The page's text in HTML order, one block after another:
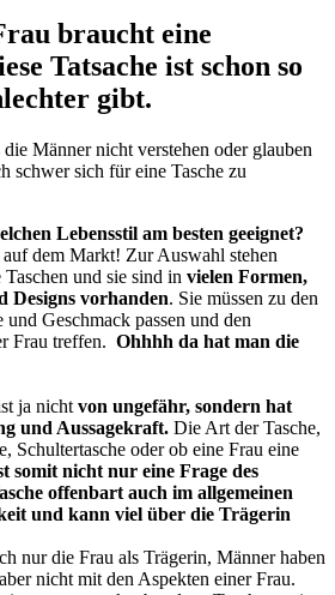
braucht eine
Tatsache ist schon so
gibt.
Männer nicht verstehen oder glauben
schwer sich für eine Tasche zu
Lebensstil am besten geeignet?
dem Markt! Zur Auswahl stehen
und sie sind in vielen Formen,
Designs vorhanden. Sie müssen zu den
Geschmack passen und den
Frau treffen. Ohhhh da hat man die
ja nicht von ungefähr, sondern hat
und Aussagekraft. Die Art der Tasche,
Schultertasche oder ob eine Frau eine
somit nicht nur eine Frage des
offenbart auch im allgemeinen
und kann viel über die Trägerin
nur die Frau als Trägerin, Männer haben
nicht mit den Aspekten einer Frau.